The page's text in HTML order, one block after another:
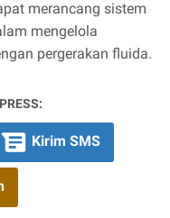
merancang sistem
mengelola
pergerakan fluida.
Kirim SMS